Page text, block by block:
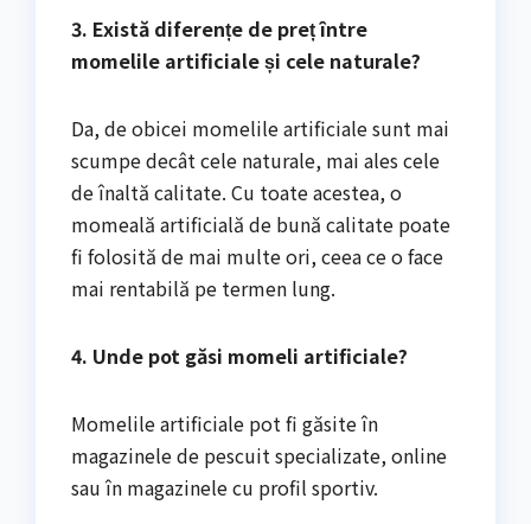
3. Există diferențe de preț între
momelile artificiale și cele naturale?
Da, de obicei momelile artificiale sunt mai
scumpe decât cele naturale, mai ales cele
de înaltă calitate. Cu toate acestea, o
momeală artificială de bună calitate poate
fi folosită de mai multe ori, ceea ce o face
mai rentabilă pe termen lung.
4. Unde pot găsi momeli artificiale?
Momelile artificiale pot fi găsite în
magazinele de pescuit specializate, online
sau în magazinele cu profil sportiv.